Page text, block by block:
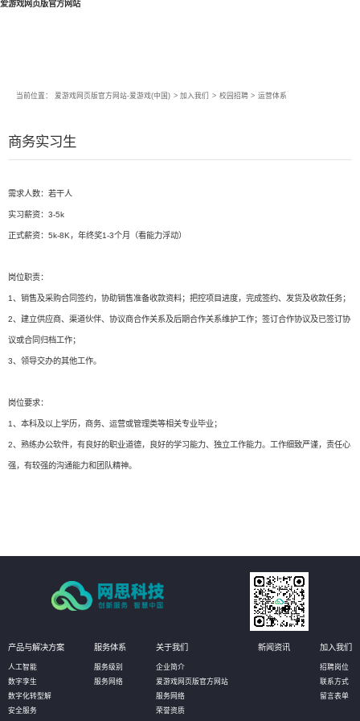
爱游戏网页版官方网站
当前位置： 爱游戏网页版官方网站-爱游戏(中国) > 加入我们 > 校园招聘 > 运营体系
商务实习生
需求人数：若干人
实习薪资：3-5k
正式薪资：5k-8K，年终奖1-3个月（看能力浮动）
岗位职责：
1、销售及采购合同签约，协助销售准备收款资料；把控项目进度，完成签约、发货及收款任务；
2、建立供应商、渠道伙伴、协议商合作关系及后期合作关系维护工作；签订合作协议及已签订协
议或合同归档工作；
3、领导交办的其他工作。
岗位要求：
1、本科及以上学历，商务、运营或管理类等相关专业毕业；
2、熟练办公软件，有良好的职业道德，良好的学习能力、独立工作能力。工作细致严谨，责任心
强，有较强的沟通能力和团队精神。
产品与解决方案
人工智能
数字孪生
数字化转型解
安全服务
服务体系
服务级别
服务网络
关于我们
企业简介
爱游戏网页版官方网站
服务网络
荣誉资质
新闻资讯 加入我们
招聘岗位
联系方式
留言表单